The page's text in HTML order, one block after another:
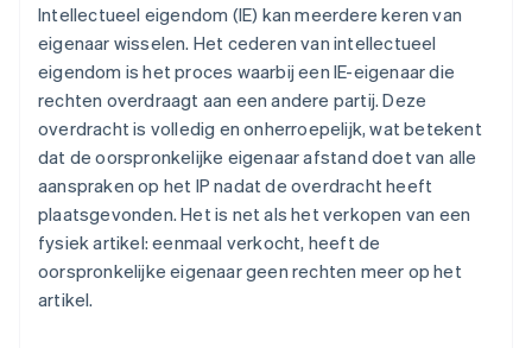
Een gratis jaar Stripe Payments, plus $ 50.000 aan
partnervoordelen en kortingen
Intellectueel eigendom (IE) kan meerdere keren van
eigenaar wisselen. Het cederen van intellectueel
eigendom is het proces waarbij een IE-eigenaar die
rechten overdraagt aan een andere partij. Deze
overdracht is volledig en onherroepelijk, wat betekent
dat de oorspronkelijke eigenaar afstand doet van alle
aanspraken op het IP nadat de overdracht heeft
plaatsgevonden. Het is net als het verkopen van een
fysiek artikel: eenmaal verkocht, heeft de
oorspronkelijke eigenaar geen rechten meer op het
artikel.